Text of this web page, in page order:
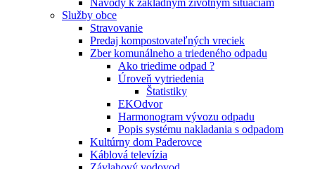
Návody k základným životným situáciám
Služby obce
Stravovanie
Predaj kompostovateľných vreciek
Zber komunálneho a triedeného odpadu
Ako triedime odpad ?
Úroveň vytriedenia
Štatistiky
EKOdvor
Harmonogram vývozu odpadu
Popis systému nakladania s odpadom
Kultúrny dom Paderovce
Káblová televízia